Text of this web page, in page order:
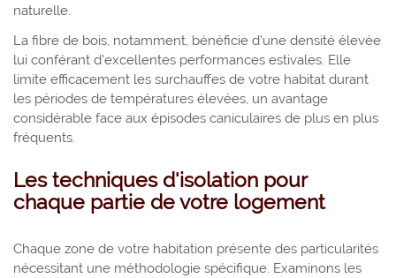
naturelle.
La fibre de bois, notamment, bénéficie d'une densité élevée
lui conférant d'excellentes performances estivales. Elle
limite efficacement les surchauffes de votre habitat durant
les périodes de températures élevées, un avantage
considérable face aux épisodes caniculaires de plus en plus
fréquents.
Les techniques d'isolation pour
chaque partie de votre logement
Chaque zone de votre habitation présente des particularités
nécessitant une méthodologie spécifique. Examinons les